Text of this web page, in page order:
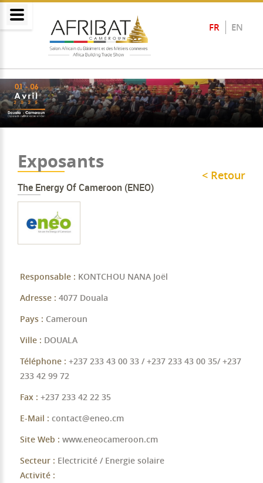
FR EN
Exposants
< Retour
The Energy Of Cameroon (ENEO)
Responsable : KONTCHOU NANA Joël
Adresse : 4077 Douala
Pays : Cameroun
Ville : DOUALA
Téléphone : +237 233 43 00 33 / +237 233 43 00 35/ +237
233 42 99 72
Fax : +237 233 42 22 35
E-Mail : contact@eneo.cm
Site Web : www.eneocameroon.cm
Secteur : Electricité / Energie solaire
Activité :